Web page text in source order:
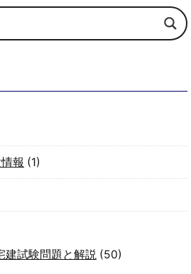
報 (1)
建試験問題と解説(50)